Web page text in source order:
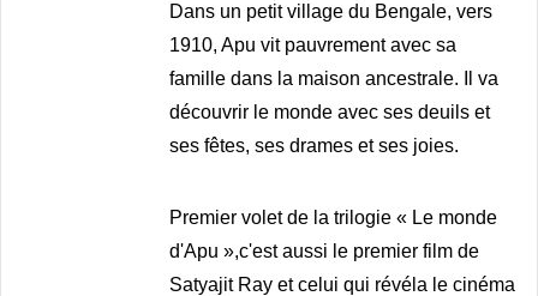
Dans un petit village du Bengale, vers
1910, Apu vit pauvrement avec sa
famille dans la maison ancestrale. Il va
découvrir le monde avec ses deuils et
ses fêtes, ses drames et ses joies.
Premier volet de la trilogie « Le monde
d'Apu »,c'est aussi le premier film de
Satyajit Ray et celui qui révéla le cinéma